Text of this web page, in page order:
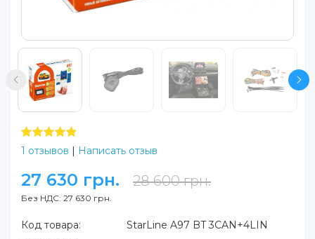
1 отзывов | Написать отзыв
27 630 грн. 28 600 грн.
Без НДС: 27 630 грн.
Код товара:
StarLine A97 BT 3CAN+4LIN